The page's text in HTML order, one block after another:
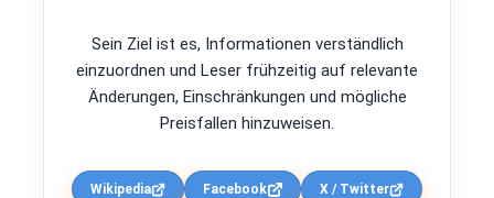
Sein Ziel ist es, Informationen verständlich
einzuordnen und Leser frühzeitig auf relevante
Änderungen, Einschränkungen und mögliche
Preisfallen hinzuweisen.
Wikipedia Facebook X / Twitter